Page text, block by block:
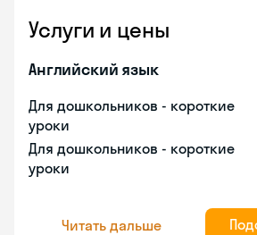
Услуги и цены
Английский язык
Для дошкольников - короткие
уроки
Для дошкольников - короткие
уроки
Читать дальше